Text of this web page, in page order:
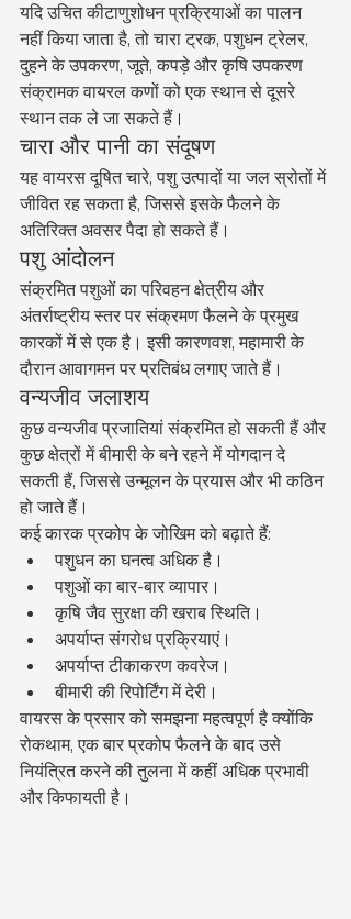
यदि उचित कीटाणुशोधन प्रक्रियाओं का पालन
नहीं किया जाता है, तो चारा ट्रक, पशुधन ट्रेलर,
दुहने के उपकरण, जूते, कपड़े और कृषि उपकरण
संक्रामक वायरल कणों को एक स्थान से दूसरे
स्थान तक ले जा सकते हैं।
चारा और पानी का संदूषण
यह वायरस दूषित चारे, पशु उत्पादों या जल स्रोतों में
जीवित रह सकता है, जिससे इसके फैलने के
अतिरिक्त अवसर पैदा हो सकते हैं।
पशु आंदोलन
संक्रमित पशुओं का परिवहन क्षेत्रीय और
अंतर्राष्ट्रीय स्तर पर संक्रमण फैलने के प्रमुख
कारकों में से एक है। इसी कारणवश, महामारी के
दौरान आवागमन पर प्रतिबंध लगाए जाते हैं।
वन्यजीव जलाशय
कुछ वन्यजीव प्रजातियां संक्रमित हो सकती हैं और
कुछ क्षेत्रों में बीमारी के बने रहने में योगदान दे
सकती हैं, जिससे उन्मूलन के प्रयास और भी कठिन
हो जाते हैं।
कई कारक प्रकोप के जोखिम को बढ़ाते हैं:
पशुधन का घनत्व अधिक है।
पशुओं का बार-बार व्यापार।
कृषि जैव सुरक्षा की खराब स्थिति।
अपर्याप्त संगरोध प्रक्रियाएं।
अपर्याप्त टीकाकरण कवरेज।
बीमारी की रिपोर्टिंग में देरी।
वायरस के प्रसार को समझना महत्वपूर्ण है क्योंकि
रोकथाम, एक बार प्रकोप फैलने के बाद उसे
नियंत्रित करने की तुलना में कहीं अधिक प्रभावी
और किफायती है।